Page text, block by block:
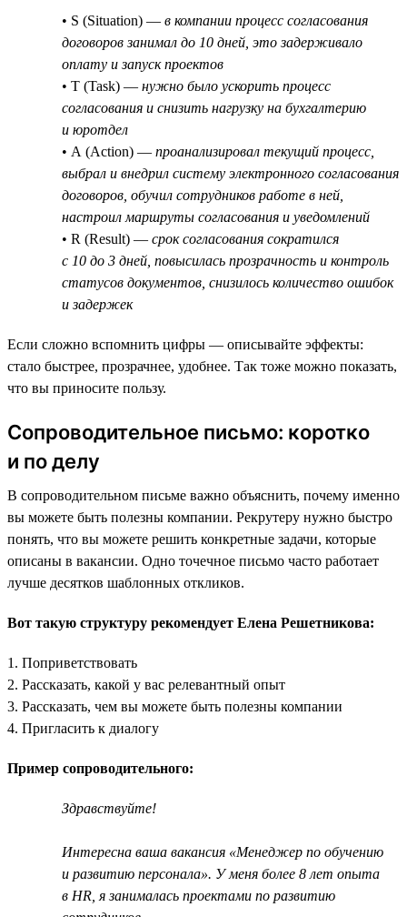
• S (Situation) — в компании процесс согласования
договоров занимал до 10 дней, это задерживало
оплату и запуск проектов
• T (Task) — нужно было ускорить процесс
согласования и снизить нагрузку на бухгалтерию
и юротдел
• A (Action) — проанализировал текущий процесс,
выбрал и внедрил систему электронного согласования
договоров, обучил сотрудников работе в ней,
настроил маршруты согласования и уведомлений
• R (Result) — срок согласования сократился
с 10 до 3 дней, повысилась прозрачность и контроль
статусов документов, снизилось количество ошибок
и задержек
Если сложно вспомнить цифры — описывайте эффекты:
стало быстрее, прозрачнее, удобнее. Так тоже можно показать,
что вы приносите пользу.
Сопроводительное письмо: коротко
и по делу
В сопроводительном письме важно объяснить, почему именно
вы можете быть полезны компании. Рекрутеру нужно быстро
понять, что вы можете решить конкретные задачи, которые
описаны в вакансии. Одно точечное письмо часто работает
лучше десятков шаблонных откликов.
Вот такую структуру рекомендует Елена Решетникова:
1. Поприветствовать
2. Рассказать, какой у вас релевантный опыт
3. Рассказать, чем вы можете быть полезны компании
4. Пригласить к диалогу
Пример сопроводительного:
Здравствуйте!
Интересна ваша вакансия «Менеджер по обучению
и развитию персонала». У меня более 8 лет опыта
в HR, я занималась проектами по развитию